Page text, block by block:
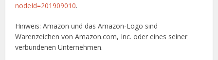
nodeId=201909010.
Hinweis: Amazon und das Amazon-Logo sind
Warenzeichen von Amazon.com, Inc. oder eines seiner
verbundenen Unternehmen.